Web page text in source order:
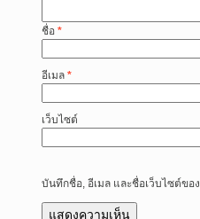
ชื่อ *
อีเมล *
เว็บไซต์
บันทึกชื่อ, อีเมล และชื่อเว็บไซต์ขอ